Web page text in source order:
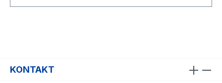
KONTAKT